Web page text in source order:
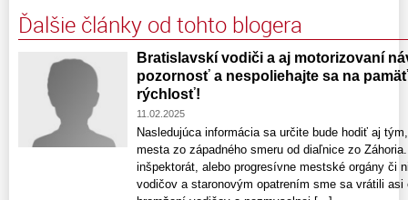
Ďalšie články od tohto blogera
Bratislavskí vodiči a aj motorizovaní
pozornosť a nespoliehajte sa na
rýchlosť!
11.02.2025
Nasledujúca informácia sa určite bude hodiť aj
mesta zo západného smeru od diaľnice zo
inšpektorát, alebo progresívne mestské orgány či
vodičov a staronovým opatrením sme sa vrátili